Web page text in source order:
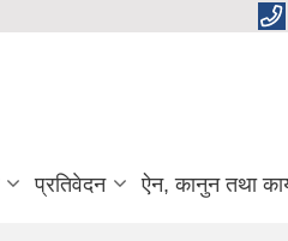
प्रतिवेदन ऐन, कानुन तथा